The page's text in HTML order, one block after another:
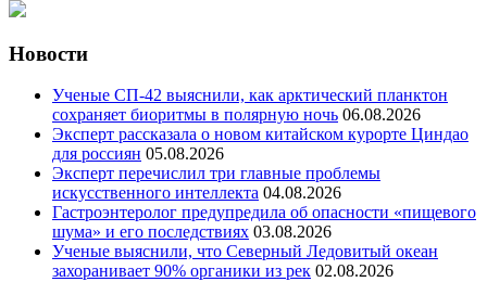
Новости
Ученые СП-42 выяснили, как арктический планктон
сохраняет биоритмы в полярную ночь 06.08.2026
Эксперт рассказала о новом китайском курорте Циндао
для россиян 05.08.2026
Эксперт перечислил три главные проблемы
искусственного интеллекта 04.08.2026
Гастроэнтеролог предупредила об опасности «пищевого
шума» и его последствиях 03.08.2026
Ученые выяснили, что Северный Ледовитый океан
захоранивает 90% органики из рек 02.08.2026